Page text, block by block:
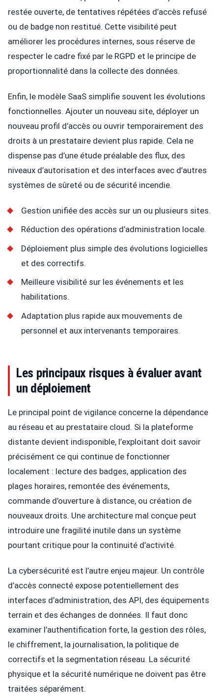
restée ouverte, de tentatives répétées d’accès refusé
ou de badge non restitué. Cette visibilité peut
améliorer les procédures internes, sous réserve de
respecter le cadre fixé par le RGPD et le principe de
proportionnalité dans la collecte des données.
Enfin, le modèle SaaS simplifie souvent les évolutions
fonctionnelles. Ajouter un nouveau site, déployer un
nouveau profil d’accès ou ouvrir temporairement des
droits à un prestataire devient plus rapide. Cela ne
dispense pas d’une étude préalable des flux, des
niveaux d’autorisation et des interfaces avec d’autres
systèmes de sûreté ou de sécurité incendie.
Gestion unifiée des accès sur un ou plusieurs sites.
Réduction des opérations d’administration locale.
Déploiement plus simple des évolutions logicielles
et des correctifs.
Meilleure visibilité sur les événements et les
habilitations.
Adaptation plus rapide aux mouvements de
personnel et aux intervenants temporaires.
Les principaux risques à évaluer avant
un déploiement
Le principal point de vigilance concerne la dépendance
au réseau et au prestataire cloud. Si la plateforme
distante devient indisponible, l’exploitant doit savoir
précisément ce qui continue de fonctionner
localement : lecture des badges, application des
plages horaires, remontée des événements,
commande d’ouverture à distance, ou création de
nouveaux droits. Une architecture mal conçue peut
introduire une fragilité inutile dans un système
pourtant critique pour la continuité d’activité.
La cybersécurité est l’autre enjeu majeur. Un contrôle
d’accès connecté expose potentiellement des
interfaces d’administration, des API, des équipements
terrain et des échanges de données. Il faut donc
examiner l’authentification forte, la gestion des rôles,
le chiffrement, la journalisation, la politique de
correctifs et la segmentation réseau. La sécurité
physique et la sécurité numérique ne doivent pas être
traitées séparément.